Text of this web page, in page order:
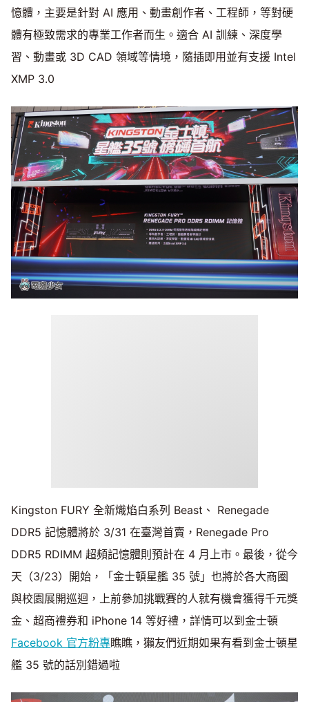
憶體，主要是針對 AI 應用、動畫創作者、工程師，等對硬
體有極致需求的專業工作者而生。適合 AI 訓練、深度學
習、動畫或 3D CAD 領域等情境，隨插即用並有支援 Intel
XMP 3.0
Kingston FURY 全新熾焰白系列 Beast、 Renegade
DDR5 記憶體將於 3/31 在臺灣首賣，Renegade Pro
DDR5 RDIMM 超頻記憶體則預計在 4 月上市。最後，從今
天（3/23）開始，「金士頓星艦 35 號」也將於各大商圈
與校園展開巡迴，上前參加挑戰賽的人就有機會獲得千元獎
金、超商禮券和 iPhone 14 等好禮，詳情可以到金士頓
Facebook 官方粉專瞧瞧，獺友們近期如果有看到金士頓星
艦 35 號的話別錯過啦